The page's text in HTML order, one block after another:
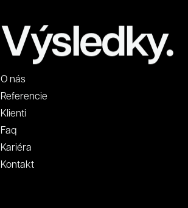
Výsledky.
O nás
Referencie
Klienti
Faq
Kariéra
Kontakt